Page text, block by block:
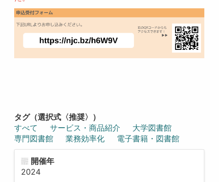
タグ（選択式〈推奨〉）
すべて
サービス・商品紹介
大学図書館
専門図書館
業務効率化 電子書籍・図書館
開催年
2024